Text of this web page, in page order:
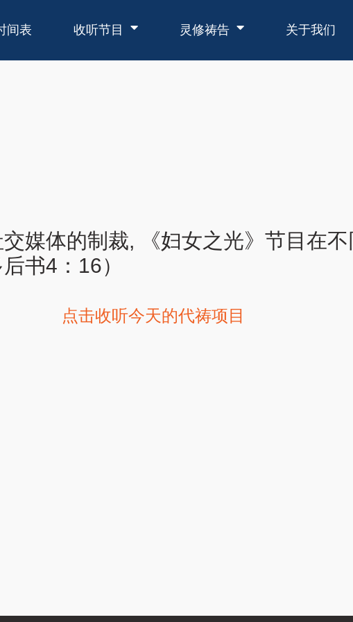
间表 收听节目 灵修祷告 关于我们
交媒体的制裁, 《妇女之光》节目在
书4：16）
点击收听今天的代祷项目